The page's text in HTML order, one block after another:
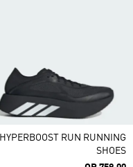
HYPERBOOST RUN RUNNING
SHOES